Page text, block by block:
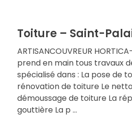
Toiture – Saint-
ARTISANCOUVREUR
prend en main tous travaux
spécialisé dans : La pose de
rénovation de toiture Le
démoussage de toiture La
gouttière La p ...